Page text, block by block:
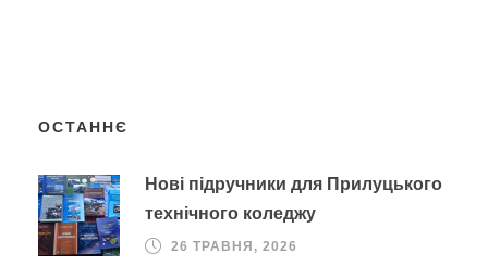
ОСТАННЄ
Нові підручники для Прилуцького
технічного коледжу
26 ТРАВНЯ, 2026